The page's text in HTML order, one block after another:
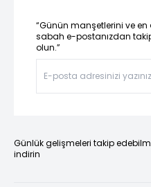
“Günün manşetlerini ve
sabah e-postanızdan
olun.”
Günlük gelişmeleri takip
indirin